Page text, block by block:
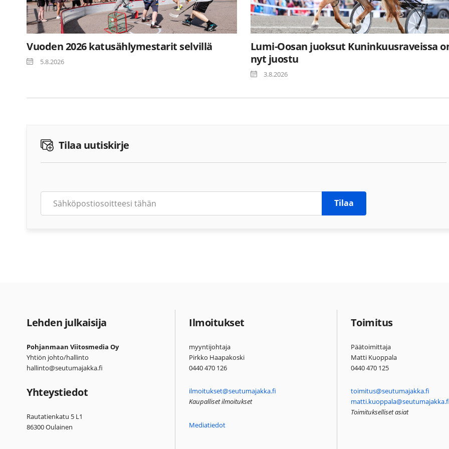
Vuoden 2026 katusählymestarit selvillä
5.8.2026
Lumi-Oosan juoksut Kuninkuusraveissa
nyt juostu
3.8.2026
Tilaa uutiskirje
Tilaa
Lehden julkaisija
Pohjanmaan Viitosmedia Oy
Yhtiön johto/hallinto
hallinto@seutumajakka.fi
Yhteystiedot
Rautatienkatu 5 L1
86300 Oulainen
Ilmoitukset
myyntijohtaja
Pirkko Haapakoski
0440 470 126
ilmoitukset@seutumajakka.fi
Kaupalliset ilmoitukset
Mediatiedot
Toimitus
Päätoimittaja
Matti Kuoppala
0440 470 125
toimitus@seutumajakka.fi
Toimitukselliset asiat